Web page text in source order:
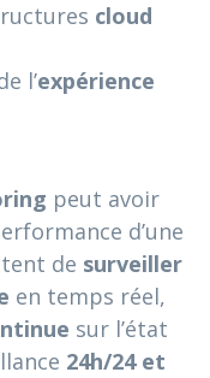
cloud
l’expérience
peut avoir
d’une
de surveiller
en temps réel,
sur l’état
24h/24 et